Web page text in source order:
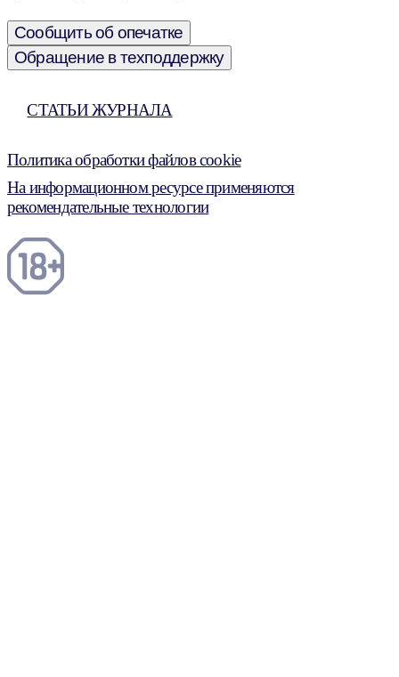
Сообщить об опечатке
Обращение в техподдержку
СТАТЬИ ЖУРНАЛА
Политика обработки файлов cookie
На информационном ресурсе применяются
рекомендательные технологии